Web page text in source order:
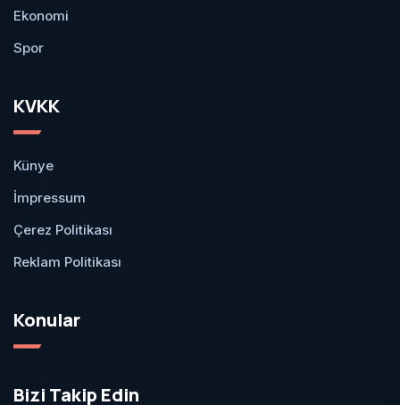
Ekonomi
Spor
KVKK
Künye
İmpressum
Çerez Politikası
Reklam Politikası
Konular
Bizi Takip Edin